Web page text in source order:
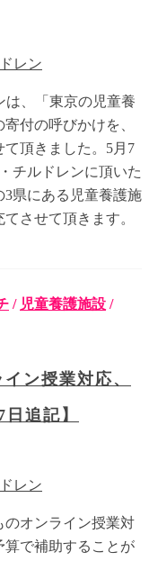
レン
は、「東京の児童養
付の呼びかけを、
頂きました。5月7
チルドレンに頂いた
県にある児童養護施
させて頂きます。
/ 児童養護施設 /
ン授業対応、
追記】
レン
のオンライン授業対
算で補助することが